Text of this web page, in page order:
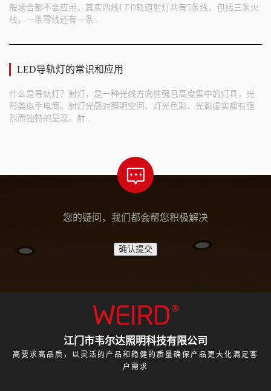
般场合都不会应用。其实四线LED轨道射灯共有5条线，包括三条火
线，一条零线还有一条..
LED导轨灯的常识和应用
什么是导轨灯？射灯，是一种光线方向性强且高度集中的灯具，光
形类似手电筒。射灯光感对照明空间、灯光色彩、光影虚实都有强
烈而独特的呈现。射..
您的疑问，我们都会帮您积极解决
江门市韦尔达照明科技有限公司
高要求高品质，以灵活的产品和稳健的质量确保产品更大化满足客
户需求